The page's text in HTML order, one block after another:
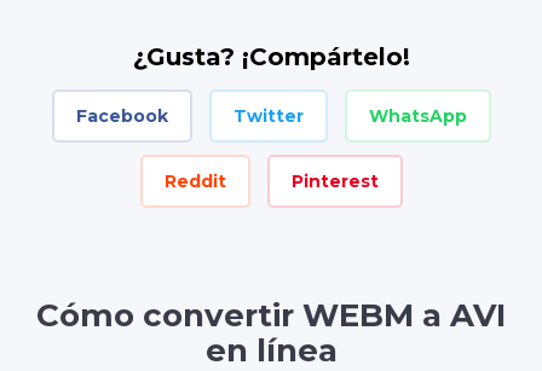
¿Gusta? ¡Compártelo!
Facebook Twitter WhatsApp
Reddit Pinterest
Cómo convertir WEBM a AVI
en línea